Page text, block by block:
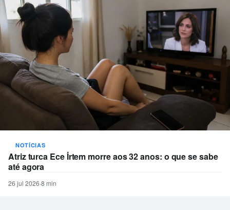
NOTÍCIAS
Atriz turca Ece İrtem morre aos 32 anos: o que se sabe
até agora
26 jul 2026·8 min